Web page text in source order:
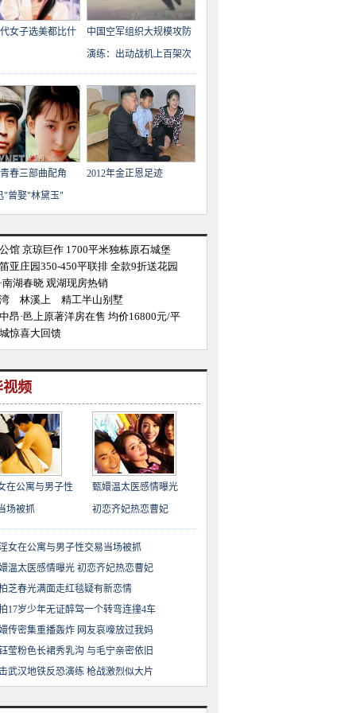
女子选美都比什
中国空军组织大规模攻防
演练：出动战机上百架次
春三部曲配角
"曾娶"林黛玉"
2012年金正恩足迹
频
在公寓与男子性
场被抓
甄嬛温太医感情曝光
初恋齐妃热恋曹妃
女在公寓与男子性交易当场被抓
温太医感情曝光 初恋齐妃热恋曹妃
芝春光满面走红毯疑有新恋情
17岁少年无证醉驾一个转弯连撞4车
传密集重播轰炸 网友哀嚎放过我妈
莹粉色长裙秀乳沟 与毛宁亲密依旧
武汉地铁反恐演练 枪战激烈似大片